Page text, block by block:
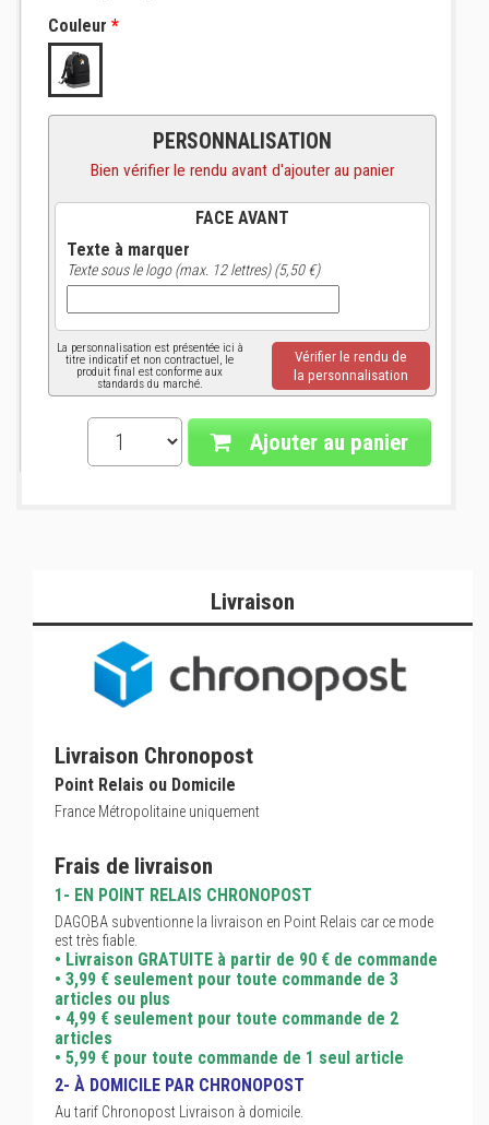
Couleur *
PERSONNALISATION
Bien vérifier le rendu avant d'ajouter au panier
FACE AVANT
Texte à marquer
Texte sous le logo (max. 12 lettres) (5,50 €)
La personnalisation est présentée ici à
titre indicatif et non contractuel, le
produit final est conforme aux
standards du marché.
Vérifier le rendu de
la personnalisation
Ajouter au panier
Livraison
Livraison Chronopost
Point Relais ou Domicile
France Métropolitaine uniquement
Frais de livraison
1- EN POINT RELAIS CHRONOPOST
DAGOBA subventionne la livraison en Point Relais car ce mode
est très fiable.
• Livraison GRATUITE à partir de 90 € de commande
• 3,99 € seulement pour toute commande de 3
articles ou plus
• 4,99 € seulement pour toute commande de 2
articles
• 5,99 € pour toute commande de 1 seul article
2- À DOMICILE PAR CHRONOPOST
Au tarif Chronopost Livraison à domicile.